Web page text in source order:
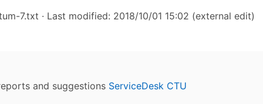
7.txt · Last modified: 2018/10/01 15:02 (external edit)
and suggestions ServiceDesk CTU